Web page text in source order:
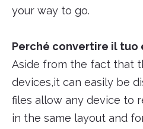
your way to go.
Perché convertire il tuo
Aside from the fact that
devices,it can easily be
files allow any device to
in the same layout and